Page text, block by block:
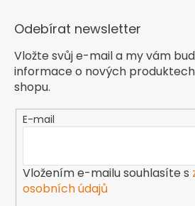
Odebírat newsletter
Vložte svůj e-mail a my vám
informace o nových
shopu.
E-mail
Vložením e-mailu souhlasíte s
osobních údajů